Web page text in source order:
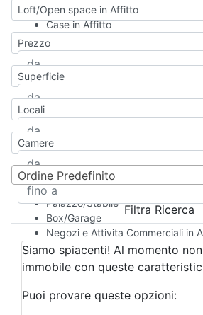
Loft/Open space in Affitto
Case in Affitto
Qualsiasi
Appartamento
Casa indipendente
Casa Semi-indipendente
Attico/Mansarda
Rustico/Casale
Camera d'Albergo
Multiproprietà
Palazzo/Stabile
Box/Garage
Negozi e Attivita Commerciali in
Qualsiasi
Attività/Licenza Commerciale
Azienda Agricola
Bar/Ristorante
Prezzo
Superficie
Locali
Camere
Ordine Predefinito
Filtra Ricerca
Siamo spiacenti! Al momento
immobile con queste
Puoi provare queste opzioni: